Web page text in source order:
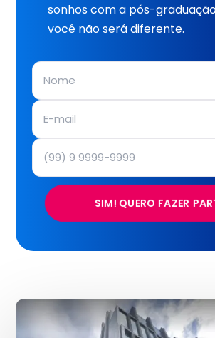
sonhos com a pós-
você não será diferente.
SIM! QUERO FAZER